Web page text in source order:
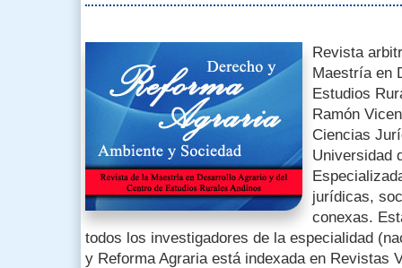
Revista
Maestría en
Estudios
Ramón
Ciencias
Universidad
jurídicas,
conexas.
todos los investigadores de la especialidad
y Reforma Agraria está indexada en Revistas